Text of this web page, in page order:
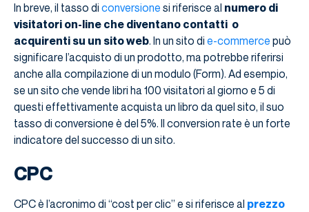
In breve, il tasso di conversione si riferisce al numero di
visitatori on-line che diventano contatti o
acquirenti su un sito web. In un sito di e-commerce può
significare l’acquisto di un prodotto, ma potrebbe riferirsi
anche alla compilazione di un modulo (Form). Ad esempio,
se un sito che vende libri ha 100 visitatori al giorno e 5 di
questi effettivamente acquista un libro da quel sito, il suo
tasso di conversione è del 5%. Il conversion rate è un forte
indicatore del successo di un sito.
CPC
CPC è l’acronimo di “cost per clic” e si riferisce al prezzo